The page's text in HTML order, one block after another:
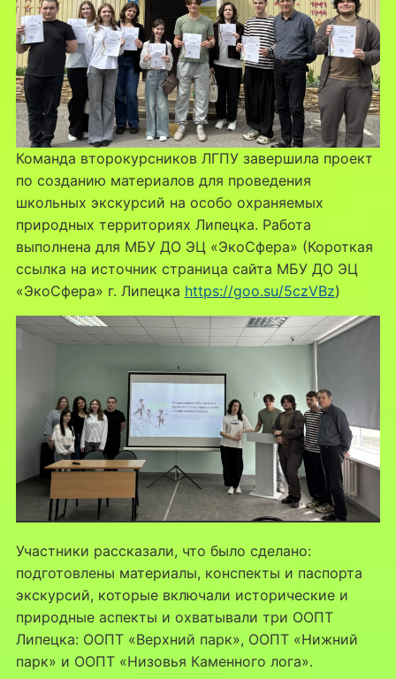
Команда второкурсников ЛГПУ завершила проект
по созданию материалов для проведения
школьных экскурсий на особо охраняемых
природных территориях Липецка. Работа
выполнена для МБУ ДО ЭЦ «ЭкоСфера» (Короткая
ссылка на источник страница сайта МБУ ДО ЭЦ
«ЭкоСфера» г. Липецка https://goo.su/5czVBz)
Участники рассказали, что было сделано:
подготовлены материалы, конспекты и паспорта
экскурсий, которые включали исторические и
природные аспекты и охватывали три ООПТ
Липецка: ООПТ «Верхний парк», ООПТ «Нижний
парк» и ООПТ «Низовья Каменного лога».